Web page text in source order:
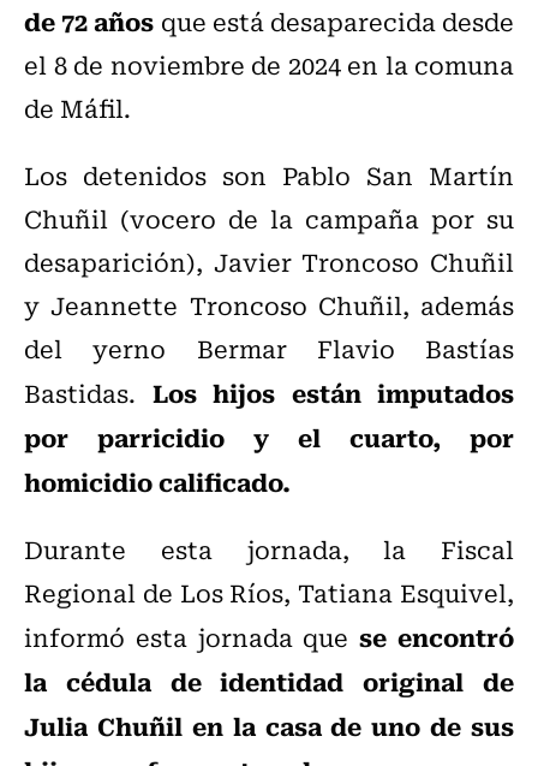
de 72 años que está desaparecida desde
el 8 de noviembre de 2024 en la comuna
de Máfil.
Los detenidos son Pablo San Martín
Chuñil (vocero de la campaña por su
desaparición), Javier Troncoso Chuñil
y Jeannette Troncoso Chuñil, además
del yerno Bermar Flavio Bastías
Bastidas. Los hijos están imputados
por parricidio y el cuarto, por
homicidio calificado.
Durante esta jornada,la Fiscal
Regional de Los Ríos, Tatiana Esquivel,
informó esta jornada que se encontró
la cédula de identidad original de
Julia Chuñil en la casa de uno de sus